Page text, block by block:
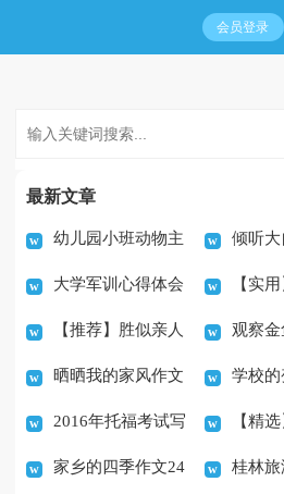
会员登录
最新文章
幼儿园小班动物主
题《有趣的小动物》教
案
倾听
初二作文
大学军训心得体会
(2篇)
【实
文400字汇
【推荐】胜似亲人
作文八篇
观察金
400字小学
晒晒我的家风作文
3篇
学校
篇
2016年托福考试写
作进考场前必背的加分
【精
作文6篇
家乡的四季作文24 桂林旅